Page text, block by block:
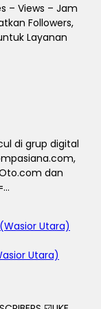
– Views – Jam
Followers,
Layanan
di grup digital
dan
Utara)